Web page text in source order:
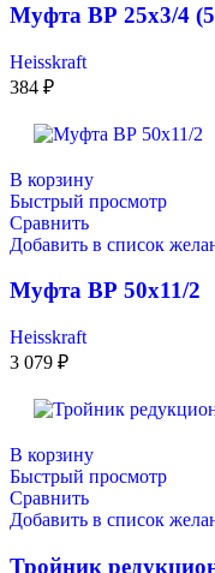
Муфта ВР 25х3/4
Heisskraft
384 ₽
В корзину
Быстрый просмотр
Сравнить
Добавить в список
Муфта ВР 50х11/2
Heisskraft
3 079 ₽
В корзину
Быстрый просмотр
Сравнить
Добавить в список
Тройник